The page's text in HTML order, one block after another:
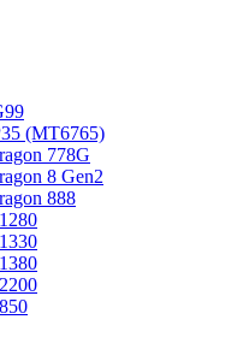
(MT6765)
778G
8 Gen2
888